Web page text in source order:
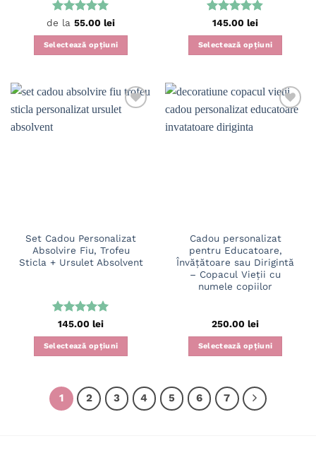
Evaluat la
5din 5
de la 55.00 lei
Selectează opțiuni
are
mai
produsului.
Evaluat la
4.83din 5
145.00 lei
Selectează opțiuni
Set Cadou Personalizat
Absolvire Fiu, Trofeu
Sticla + Ursulet Absolvent
Evaluat la
5din 5
145.00 lei
Selectează opțiuni
Cadou personalizat
pentru Educatoare,
Învățătoare sau Dirigintă
– Copacul Vieții cu
numele copiilor
250.00 lei
Selectează opțiuni
1 2 3 4 5 6 7